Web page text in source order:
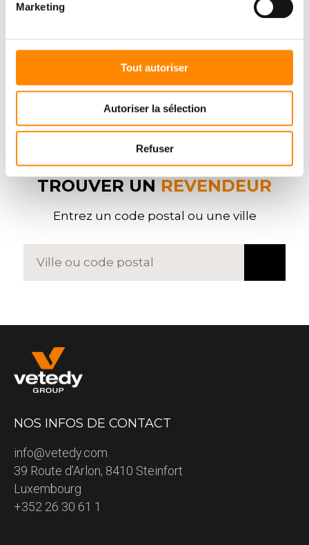
Marketing
Tout autoriser
Autoriser la sélection
Refuser
TROUVER UN REVENDEUR
Entrez un code postal ou une ville
NOS INFOS DE CONTACT
info@vetedy.com
39 Route d’Arlon, 8410 Steinfort
Luxembourg
+352 26 30 61 1